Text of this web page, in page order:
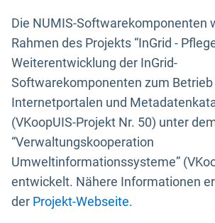
Die NUMIS-Softwarekomponenten
Rahmen des Projekts “InGrid -
Weiterentwicklung der InGrid-
Softwarekomponenten zum Betrieb
Internetportalen und
(VKoopUIS-Projekt Nr. 50) unter
“Verwaltungskooperation
Umweltinformationssysteme”
entwickelt. Nähere Informationen
der Projekt-Webseite.